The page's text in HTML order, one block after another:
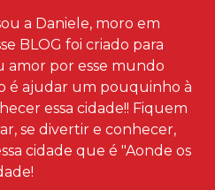
a Daniele, moro em
BLOG foi criado para
amor por esse mundo
é ajudar um pouquinho à
essa cidade!! Fiquem
se divertir e conhecer,
cidade que é "Aonde os